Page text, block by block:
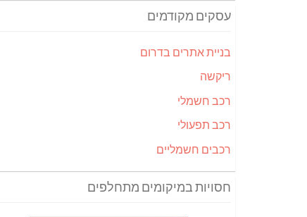
עסקים מקודמים
בניית אתרים בדרום
ריקשה
רכב חשמלי
רכב תפעולי
רכבים חשמליים
חסויות במיקומים מתחלפים